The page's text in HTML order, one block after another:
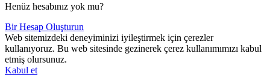
Henüz hesabınız yok mu?
Bir Hesap Oluşturun
Web sitemizdeki deneyiminizi iyileştirmek için çerezler
kullanıyoruz. Bu web sitesinde gezinerek çerez kullanımımızı kabul
etmiş olursunuz.
Kabul et